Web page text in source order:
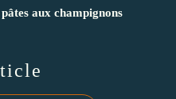
aux champignons